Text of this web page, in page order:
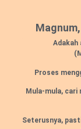
Adakah
Proses
Mula-mula, cari
Seterusnya,